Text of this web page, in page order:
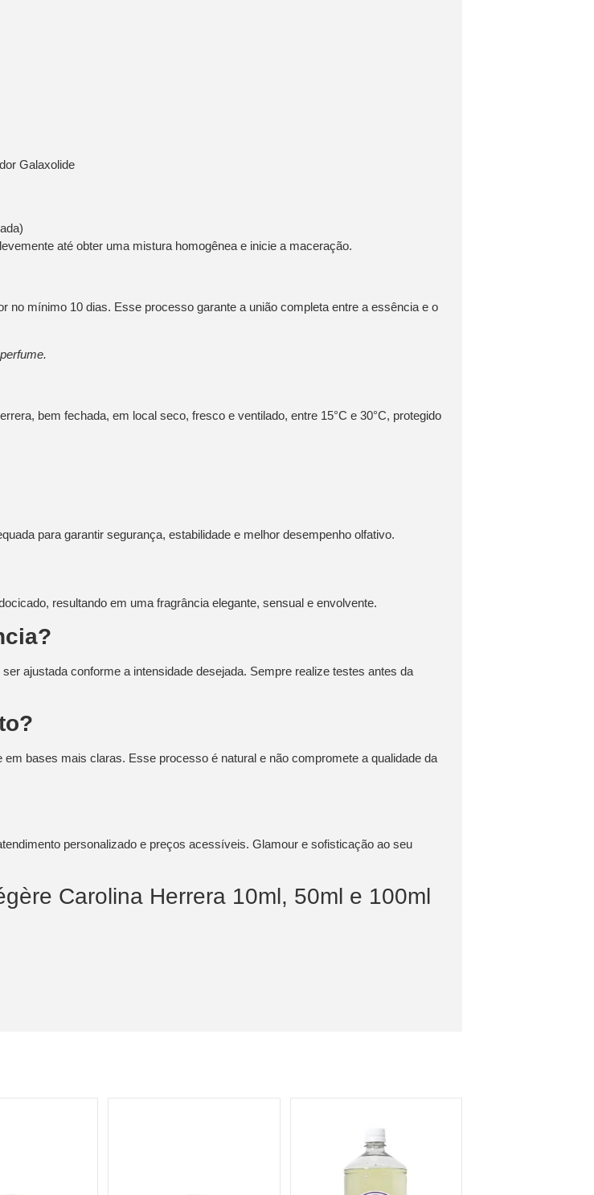
Galaxolide
até obter uma mistura homogênea e inicie a maceração.
no mínimo 10 dias. Esse processo garante a união completa entre a essência e o
bem fechada, em local seco, fresco e ventilado, entre 15°C e 30°C, protegido
para garantir segurança, estabilidade e melhor desempenho olfativo.
resultando em uma fragrância elegante, sensual e envolvente.
ajustada conforme a intensidade desejada. Sempre realize testes antes da
bases mais claras. Esse processo é natural e não compromete a qualidade da
personalizado e preços acessíveis. Glamour e sofisticação ao seu
Carolina Herrera 10ml, 50ml e 100ml